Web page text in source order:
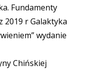
Fundamenty
2019 r Galaktyka
wydanie
Chińskiej